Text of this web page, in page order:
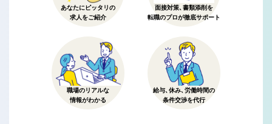
あなたにピッタリの
求人をご紹介
面接対策、書類添削を
転職のプロが徹底サポート
職場のリアルな
情報がわかる
給与、休み、労働時間の
条件交渉を代行